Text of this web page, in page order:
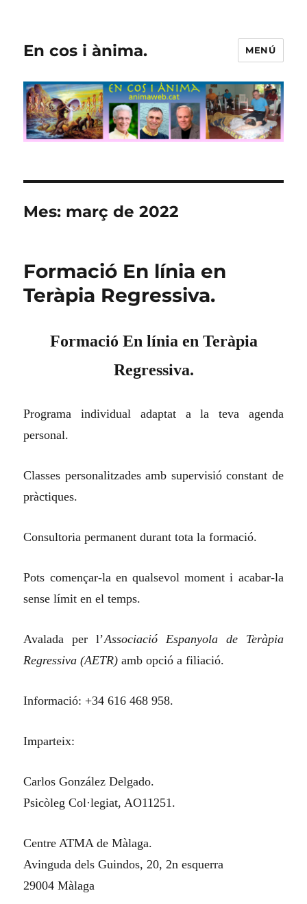
En cos i ànima. MENÚ
Mes: març de 2022
Formació En línia en
Teràpia Regressiva.
Formació En línia en Teràpia
Regressiva.
Programa individual adaptat a la teva agenda
personal.
Classes personalitzades amb supervisió constant de
pràctiques.
Consultoria permanent durant tota la formació.
Pots començar-la en qualsevol moment i acabar-la
sense límit en el temps.
Avalada per l’Associació Espanyola de Teràpia
Regressiva (AETR) amb opció a filiació.
Informació: +34 616 468 958.
Imparteix:
Carlos González Delgado.
Psicòleg Col·legiat, AO11251.
Centre ATMA de Màlaga.
Avinguda dels Guindos, 20, 2n esquerra
29004 Màlaga